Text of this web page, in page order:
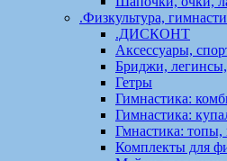
.Физкультура,
.ДИСКОНТ
Аксессуары,
Бриджи,
Гетры
Гимнастика:
Гимнастика:
Гмнастика:
Комплекты для